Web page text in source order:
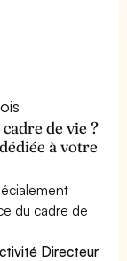
de vie ?
à votre
du cadre de
Directeur